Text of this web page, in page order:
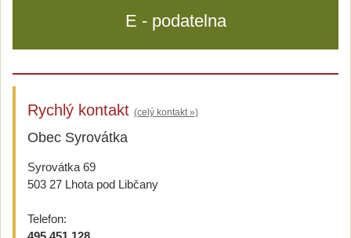
E - podatelna
Rychlý kontakt (celý kontakt »)
Obec Syrovátka
Syrovátka 69
503 27 Lhota pod Libčany
Telefon: